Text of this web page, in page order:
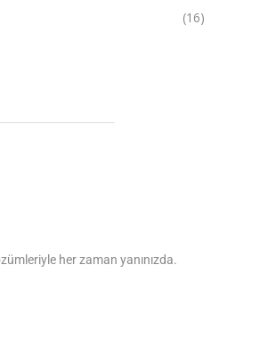
(16)
her zaman yanınızda.